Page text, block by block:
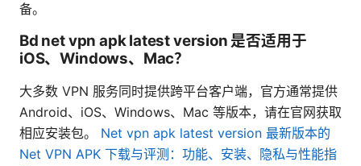
备。
Bd net vpn apk latest version 是否适用于
iOS、Windows、Mac？
大多数 VPN 服务同时提供跨平台客户端，官方通常提供
Android、iOS、Windows、Mac 等版本，请在官网获取
相应安装包。 Net vpn apk latest version 最新版本的
Net VPN APK 下载与评测：功能、安装、隐私与性能指